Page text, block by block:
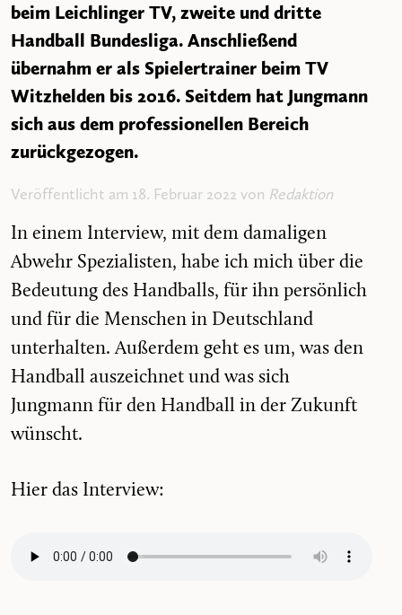
beim Leichlinger TV, zweite und dritte
Handball Bundesliga. Anschließend
übernahm er als Spielertrainer beim TV
Witzhelden bis 2016. Seitdem hat Jungmann
sich aus dem professionellen Bereich
zurückgezogen.
Veröffentlicht am 18. Februar 2022 von Redaktion
In einem Interview, mit dem damaligen
Abwehr Spezialisten, habe ich mich über die
Bedeutung des Handballs, für ihn persönlich
und für die Menschen in Deutschland
unterhalten. Außerdem geht es um, was den
Handball auszeichnet und was sich
Jungmann für den Handball in der Zukunft
wünscht.
Hier das Interview: